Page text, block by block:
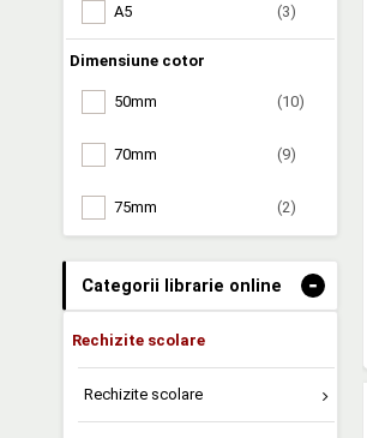
A5 (3)
Dimensiune cotor
50mm (10)
70mm (9)
75mm (2)
Categorii librarie online -
Rechizite scolare
Rechizite scolare